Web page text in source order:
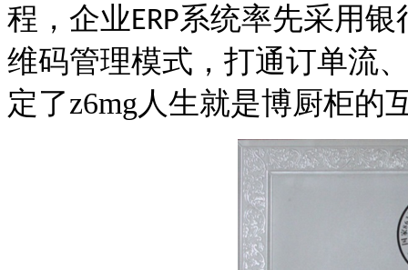
程，企业ERP系统率先采用银
维码管理模式，打通订单流
定了z6mg人生就是博厨柜的